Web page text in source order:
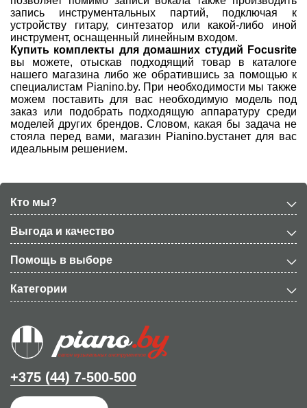
запись инструментальных партий, подключая к
устройству гитару, синтезатор или какой-либо иной
инструмент, оснащенный линейным входом.
Купить комплекты для домашних студий Focusrite
вы можете, отыскав подходящий товар в каталоге
нашего магазина либо же обратившись за помощью к
специалистам Pianino.by. При необходимости мы также
можем поставить для вас необходимую модель под
заказ или подобрать подходящую аппаратуру среди
моделей других брендов. Словом, какая бы задача не
стояла перед вами, магазин Pianino.byстанет для вас
идеальным решением.
Кто мы?
Выгода и качество
Помощь в выборе
Категории
+375 (44) 7-500-500